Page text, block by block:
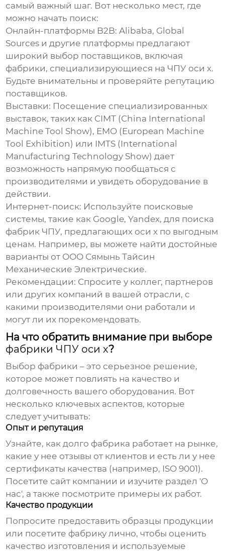
самый важный шаг. Вот несколько мест, где
можно начать поиск:
Онлайн-платформы B2B: Alibaba, Global
Sources и другие платформы предлагают
широкий выбор поставщиков, включая
фабрики, специализирующиеся на ЧПУ оси х.
Будьте внимательны и проверяйте репутацию
поставщиков.
Выставки: Посещение специализированных
выставок, таких как CIMT (China International
Machine Tool Show), EMO (European Machine
Tool Exhibition) или IMTS (International
Manufacturing Technology Show) дает
возможность напрямую пообщаться с
производителями и увидеть оборудование в
действии.
Интернет-поиск: Используйте поисковые
системы, такие как Google, Yandex, для поиска
фабрик ЧПУ, предлагающих оси х по выгодным
ценам. Например, вы можете найти достойные
варианты от ООО Сямынь Тайсин
Механические Электрические.
Рекомендации: Спросите у коллег, партнеров
или других компаний в вашей отрасли, с
какими производителями они работали и
могут ли их порекомендовать.
На что обратить внимание при выборе
фабрики ЧПУ оси х?
Выбор фабрики – это серьезное решение,
которое может повлиять на качество и
долговечность вашего оборудования. Вот
несколько ключевых аспектов, которые
следует учитывать:
Опыт и репутация
Узнайте, как долго фабрика работает на рынке,
какие у нее отзывы от клиентов и есть ли у нее
сертификаты качества (например, ISO 9001).
Посетите сайт компании и изучите раздел 'О
нас', а также посмотрите примеры их работ.
Качество продукции
Попросите предоставить образцы продукции
или посетите фабрику лично, чтобы оценить
качество изготовления и используемые